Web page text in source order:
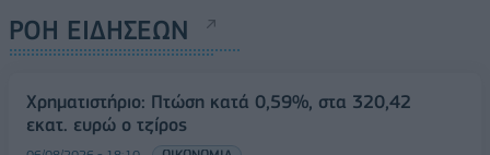
ΡΟΗ ΕΙΔΗΣΕΩΝ
Χρηματιστήριο: Πτώση κατά 0,59%, στα 320,42
εκατ. ευρώ ο τζίρος